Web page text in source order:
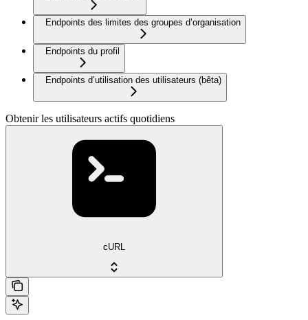
Endpoints des limites des groupes d’organisation
Endpoints du profil
Endpoints d’utilisation des utilisateurs (bêta)
Obtenir les utilisateurs actifs quotidiens
cURL